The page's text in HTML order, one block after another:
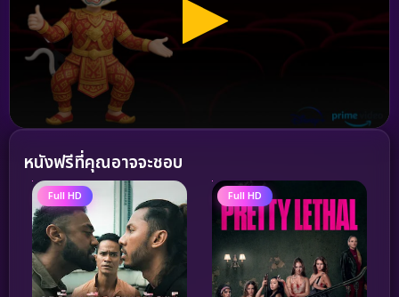
หนังฟรีที่คุณอาจจะชอบ
Full HD Full HD